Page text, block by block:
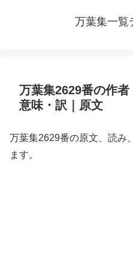
万葉集一覧
万葉集2629番の作者
意味・訳｜原文
万葉集2629番の原文、読み
ます。